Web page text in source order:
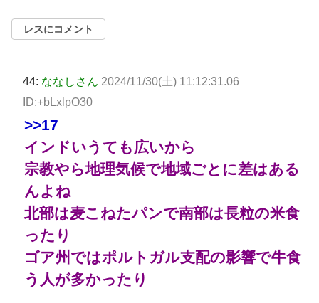
レスにコメント
44: ななしさん 2024/11/30(土) 11:12:31.06
ID:+bLxlpO30
>>17
インドいうても広いから
宗教やら地理気候で地域ごとに差はある
んよね
北部は麦こねたパンで南部は長粒の米食
ったり
ゴア州ではポルトガル支配の影響で牛食
う人が多かったり